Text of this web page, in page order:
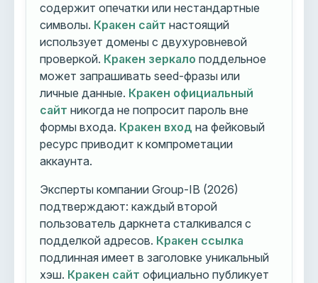
содержит опечатки или нестандартные
символы. Кракен сайт настоящий
использует домены с двухуровневой
проверкой. Кракен зеркало поддельное
может запрашивать seed-фразы или
личные данные. Кракен официальный
сайт никогда не попросит пароль вне
формы входа. Кракен вход на фейковый
ресурс приводит к компрометации
аккаунта.
Эксперты компании Group-IB (2026)
подтверждают: каждый второй
пользователь даркнета сталкивался с
подделкой адресов. Кракен ссылка
подлинная имеет в заголовке уникальный
хэш. Кракен сайт официально публикует